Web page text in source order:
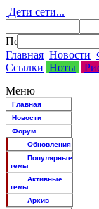
Дети сети...
Главная Новости
Ссылки Ноты
Меню
Главная
Новости
Форум
Обновления
Популярные
темы
Активные
темы
Архив